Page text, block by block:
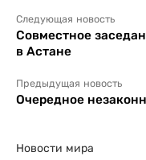
Следующая новость
Совместное
в Астане
Предыдущая новость
Очередное
Новости мира